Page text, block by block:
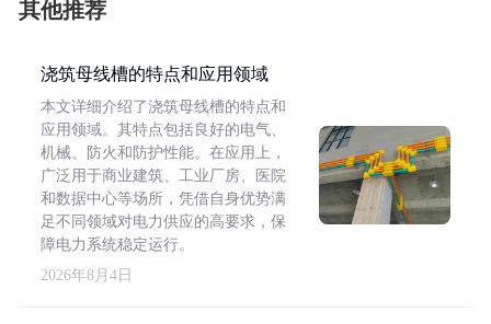
其他推荐
浇筑母线槽的特点和应用领域
本文详细介绍了浇筑母线槽的特点和
应用领域。其特点包括良好的电气、
机械、防火和防护性能。在应用上，
广泛用于商业建筑、工业厂房、医院
和数据中心等场所，凭借自身优势满
足不同领域对电力供应的高要求，保
障电力系统稳定运行。
2026年8月4日